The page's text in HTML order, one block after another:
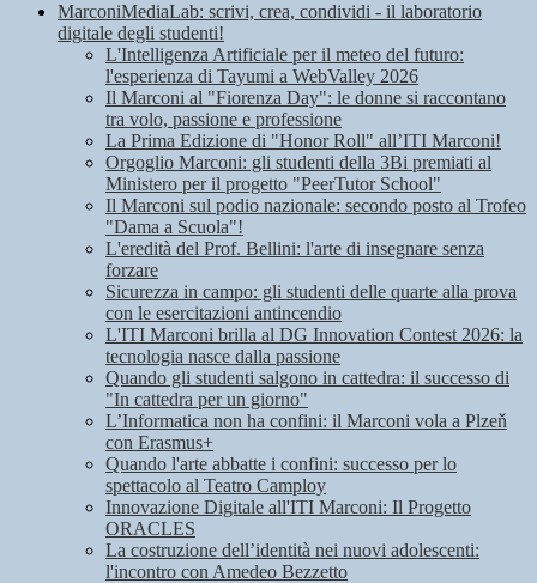
MarconiMediaLab: scrivi, crea, condividi - il laboratorio
digitale degli studenti!
L'Intelligenza Artificiale per il meteo del futuro:
l'esperienza di Tayumi a WebValley 2026
Il Marconi al "Fiorenza Day": le donne si raccontano
tra volo, passione e professione
La Prima Edizione di "Honor Roll" all’ITI Marconi!
Orgoglio Marconi: gli studenti della 3Bi premiati al
Ministero per il progetto "PeerTutor School"
Il Marconi sul podio nazionale: secondo posto al Trofeo
"Dama a Scuola"!
L'eredità del Prof. Bellini: l'arte di insegnare senza
forzare
Sicurezza in campo: gli studenti delle quarte alla prova
con le esercitazioni antincendio
L'ITI Marconi brilla al DG Innovation Contest 2026: la
tecnologia nasce dalla passione
Quando gli studenti salgono in cattedra: il successo di
"In cattedra per un giorno"
L’Informatica non ha confini: il Marconi vola a Plzeň
con Erasmus+
Quando l'arte abbatte i confini: successo per lo
spettacolo al Teatro Camploy
Innovazione Digitale all'ITI Marconi: Il Progetto
ORACLES
La costruzione dell’identità nei nuovi adolescenti:
l'incontro con Amedeo Bezzetto